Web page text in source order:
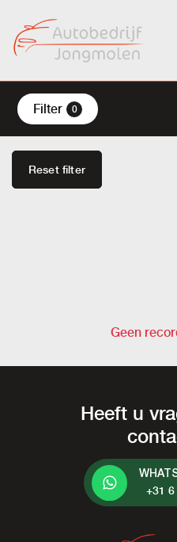
Filter 0
Reset filter
Geen
Heeft u
+31